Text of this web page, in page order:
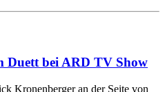
Duett bei ARD TV Show
Kronenberger an der Seite von